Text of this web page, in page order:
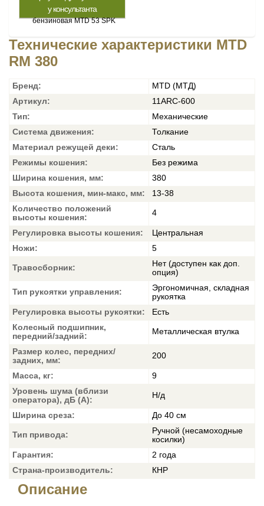
у консультанта
Технические характеристики MTD
RM 380
Бренд:
MTD (МТД)
Артикул:
11ARC-600
Тип:
Механические
Система движения:
Толкание
Материал режущей деки:
Сталь
Режимы кошения:
Без режима
Ширина кошения, мм:
380
Высота кошения, мин-макс, мм:
13-38
Количество положений
высоты кошения:
4
Регулировка высоты кошения:
Центральная
Ножи:
5
Травосборник:
Нет (доступен как доп.
опция)
Тип рукоятки управления:
Эргономичная, складная
рукоятка
Регулировка высоты рукоятки:
Есть
Колесный подшипник,
передний/задний:
Металлическая втулка
Размер колес, передних/
задних, мм:
200
Масса, кг:
9
Уровень шума (вблизи
оператора), дБ (А):
Н/д
Ширина среза: До 40 см
Тип привода:
Ручной (несамоходные
косилки)
Гарантия:
2 года
Страна-производитель:
КНР
Описание